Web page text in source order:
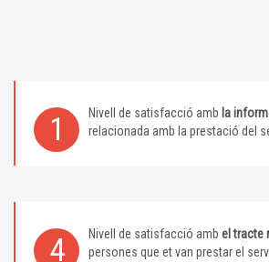
1 Nivell de satisfacció amb la
relacionada amb la prestació del
4 Nivell de satisfacció amb el tracte
persones que et van prestar el